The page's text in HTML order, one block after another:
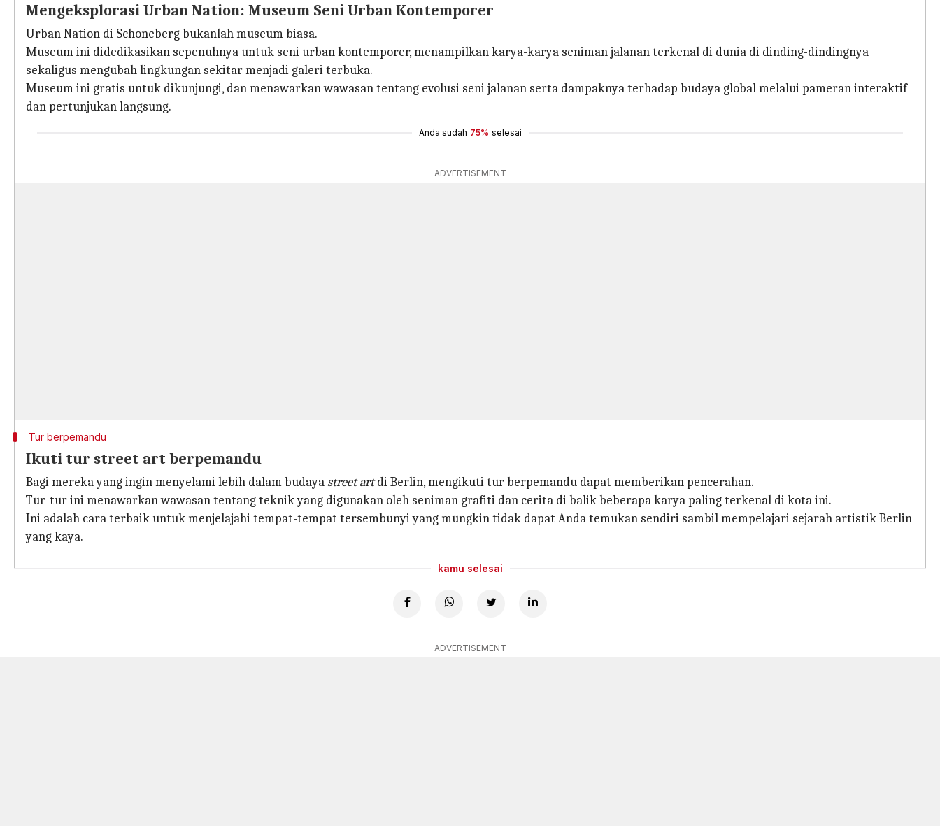
Mengeksplorasi Urban Nation: Museum Seni Urban Kontemporer
Urban Nation di Schoneberg bukanlah museum biasa.
Museum ini didedikasikan sepenuhnya untuk seni urban kontemporer, menampilkan karya-karya seniman jalanan terkenal di dunia di dinding-dindingnya
sekaligus mengubah lingkungan sekitar menjadi galeri terbuka.
Museum ini gratis untuk dikunjungi, dan menawarkan wawasan tentang evolusi seni jalanan serta dampaknya terhadap budaya global melalui pameran interaktif
dan pertunjukan langsung.
Anda sudah 75% selesai
ADVERTISEMENT
Tur berpemandu
Ikuti tur street art berpemandu
Bagi mereka yang ingin menyelami lebih dalam budaya street artdi Berlin, mengikuti tur berpemandu dapat memberikan pencerahan.
Tur-tur ini menawarkan wawasan tentang teknik yang digunakan oleh seniman grafiti dan cerita di balik beberapa karya paling terkenal di kota ini.
Ini adalah cara terbaik untuk menjelajahi tempat-tempat tersembunyi yang mungkin tidak dapat Anda temukan sendiri sambil mempelajari sejarah artistik Berlin
yang kaya.
kamu selesai
ADVERTISEMENT